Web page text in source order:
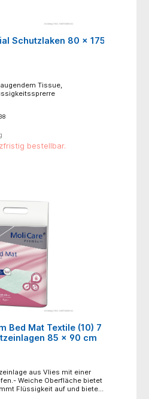
Schutzlaken 80 x 175
Tissue,
bestellbar.
Bed Mat Textile (10) 7
85 x 90 cm
aus Vlies mit einer
Weiche Oberfläche bietet
Flüssigkeit auf und bietet